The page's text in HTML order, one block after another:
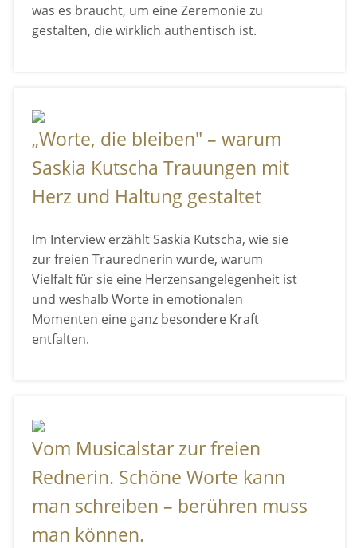
was es braucht, um eine Zeremonie zu
gestalten, die wirklich authentisch ist.
„Worte, die bleiben" – warum
Saskia Kutscha Trauungen mit
Herz und Haltung gestaltet
Im Interview erzählt Saskia Kutscha, wie sie
zur freien Traurednerin wurde, warum
Vielfalt für sie eine Herzensangelegenheit ist
und weshalb Worte in emotionalen
Momenten eine ganz besondere Kraft
entfalten.
Vom Musicalstar zur freien
Rednerin. Schöne Worte kann
man schreiben – berühren muss
man können.